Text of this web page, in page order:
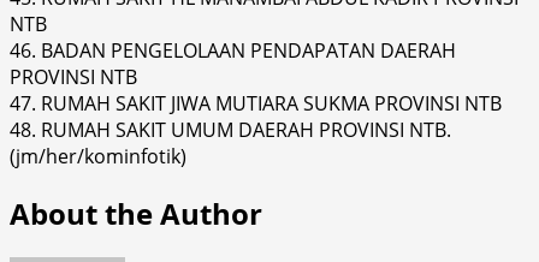
NTB
46. BADAN PENGELOLAAN PENDAPATAN DAERAH
PROVINSI NTB
47. RUMAH SAKIT JIWA MUTIARA SUKMA PROVINSI NTB
48. RUMAH SAKIT UMUM DAERAH PROVINSI NTB.
(jm/her/kominfotik)
About the Author